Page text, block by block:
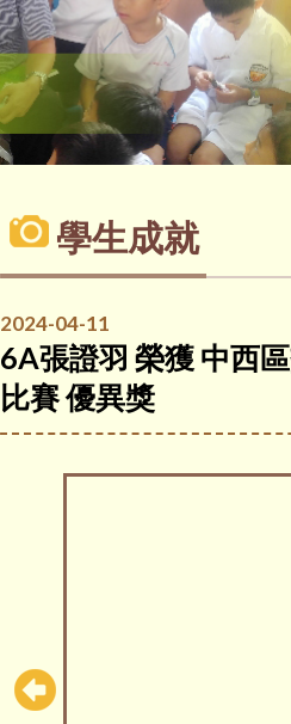
學生成就
2024-04-11
6A張證羽 榮獲 中西
比賽 優異獎